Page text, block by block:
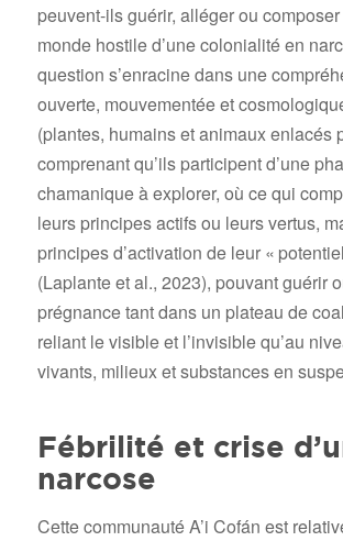
peuvent-ils guérir, alléger ou
monde hostile d’une colonialité en
question s’enracine dans une
ouverte, mouvementée et
(plantes, humains et animaux enlacés
comprenant qu’ils participent d’une
chamanique à explorer, où ce qui
leurs principes actifs ou leurs vertus,
principes d’activation de leur «
(Laplante et al., 2023), pouvant guérir
prégnance tant dans un plateau de
reliant le visible et l’invisible qu’au
vivants, milieux et substances en
Fébrilité et crise
narcose
Cette communauté A’i Cofán est